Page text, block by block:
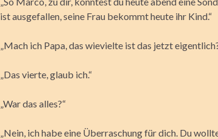
ist ausgefallen, seine Frau bekommt heute ihr Kind.“
„Mach ich Papa, das wievielte ist das jetzt
„Das vierte, glaub ich.“
„War das alles?“
„Nein, ich habe eine Überraschung für dich. Du